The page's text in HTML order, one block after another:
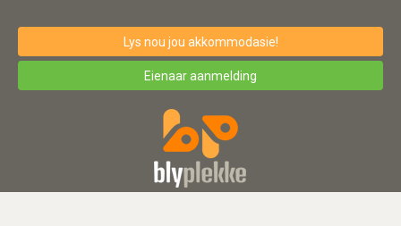
Lys nou jou akkommodasie!
Eienaar aanmelding